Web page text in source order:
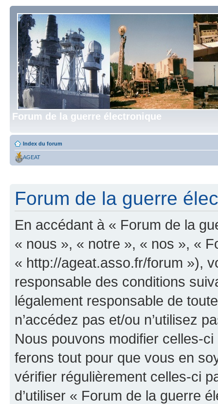
Forum de la guerre électronique
Index du forum
AGEAT
Forum de la guerre
En accédant à « Forum de la
« nous », « notre », « nos », «
« http://ageat.asso.fr/forum »),
responsable des conditions
légalement responsable de
n’accédez pas et/ou n’utilisez
Nous pouvons modifier celles-
ferons tout pour que vous en
vérifier régulièrement celles-ci
d’utiliser « Forum de la guerre